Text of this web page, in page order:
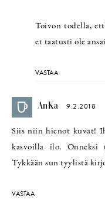
Toivon todella,
et taatusti ole
VASTAA
AnKa 9.2.2018
Siis niin hienot kuvat!
kasvoilla ilo. Onneksi
Tykkään sun tyylistä
VASTAA